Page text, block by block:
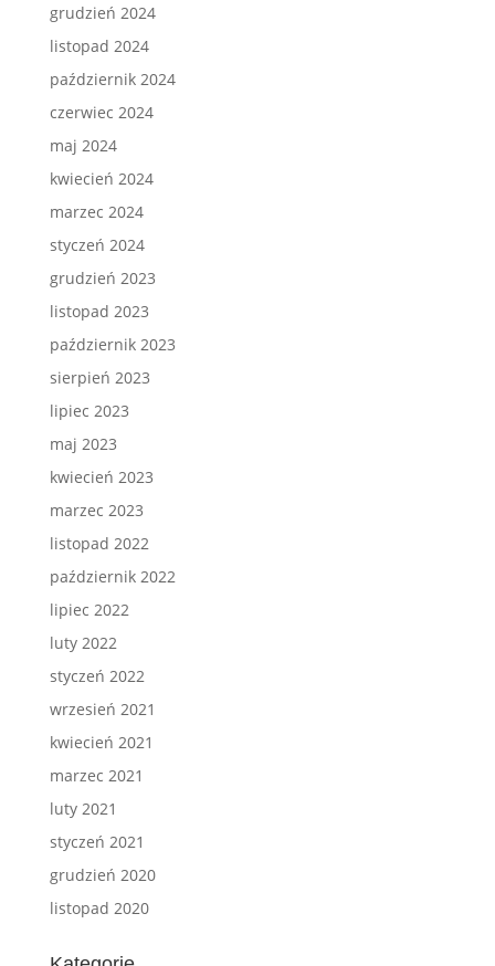
grudzień 2024
listopad 2024
październik 2024
czerwiec 2024
maj 2024
kwiecień 2024
marzec 2024
styczeń 2024
grudzień 2023
listopad 2023
październik 2023
sierpień 2023
lipiec 2023
maj 2023
kwiecień 2023
marzec 2023
listopad 2022
październik 2022
lipiec 2022
luty 2022
styczeń 2022
wrzesień 2021
kwiecień 2021
marzec 2021
luty 2021
styczeń 2021
grudzień 2020
listopad 2020